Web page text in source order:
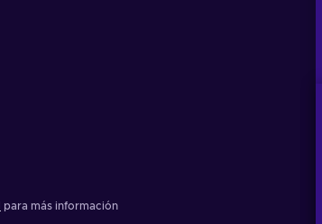
para más información